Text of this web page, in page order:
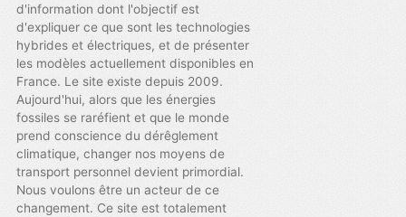
d'information dont l'objectif est
d'expliquer ce que sont les technologies
hybrides et électriques, et de présenter
les modèles actuellement disponibles en
France. Le site existe depuis 2009.
Aujourd'hui, alors que les énergies
fossiles se raréfient et que le monde
prend conscience du dérêglement
climatique, changer nos moyens de
transport personnel devient primordial.
Nous voulons être un acteur de ce
changement. Ce site est totalement